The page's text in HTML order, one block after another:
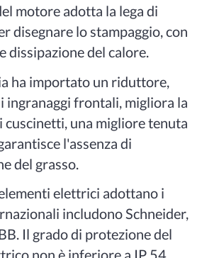
motore adotta la lega di
disegnare lo stampaggio, con
dissipazione del calore.
ha importato un riduttore,
ingranaggi frontali, migliora la
cuscinetti, una migliore tenuta
l'assenza di
del grasso.
elettrici adottano i
includono Schneider,
Il grado di protezione del
non è inferiore a IP 54.